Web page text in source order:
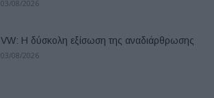
03/08/2026
VW: Η δύσκολη εξίσωση της αναδιάρθρωσης
03/08/2026